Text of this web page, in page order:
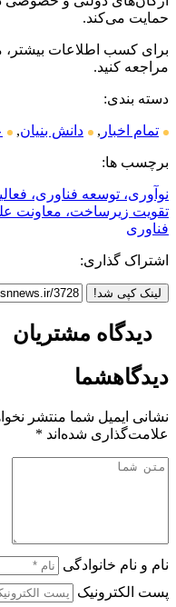
حمایت می‌کند.
برای کسب اطلاعات بیشتر،
مراجعه کنید.
دسته بندی:
تمام اخبار , دانش بنیان,
برچسب ها:
نوآوری، توسعه فناوری،
تقویت زیرساخت، معاونت
فناوری
اشتراک گذاری:
لینک کپی شد!
دیدگاه مشتریان
دیدگاهشما
نشانی ایمیل شما منتشر
علامت‌گذاری شده‌اند *
نام و نام خانوادگی
پست الکترونیک